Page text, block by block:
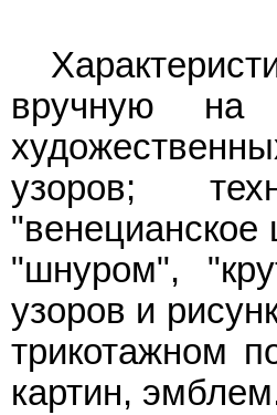
вручную на
узоров;
"шнуром",
узоров и
трикотажном
картин,